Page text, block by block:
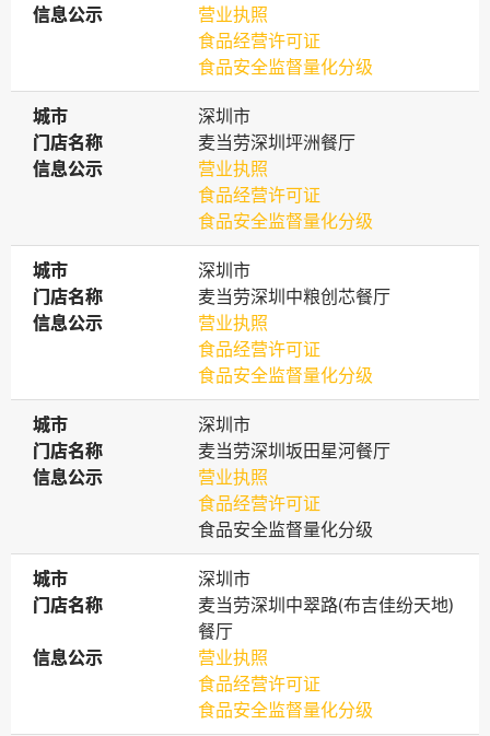
信息公示
信息公示
营业执照
食品经营许可证
食品安全监督量化分级
城市
城市
深圳市
门店名称
门店名称
麦当劳深圳坪洲餐厅
信息公示
信息公示
营业执照
食品经营许可证
食品安全监督量化分级
城市
城市
深圳市
门店名称
门店名称
麦当劳深圳中粮创芯餐厅
信息公示
信息公示
营业执照
食品经营许可证
食品安全监督量化分级
城市
城市
深圳市
门店名称
门店名称
麦当劳深圳坂田星河餐厅
信息公示
信息公示
营业执照
食品经营许可证
食品安全监督量化分级
城市
城市
深圳市
门店名称
门店名称
麦当劳深圳中翠路(布吉佳纷天地)
餐厅
信息公示
信息公示
营业执照
食品经营许可证
食品安全监督量化分级